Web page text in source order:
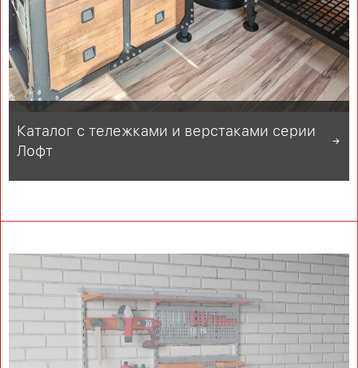
Каталог с тележками и верстаками серии
Лофт